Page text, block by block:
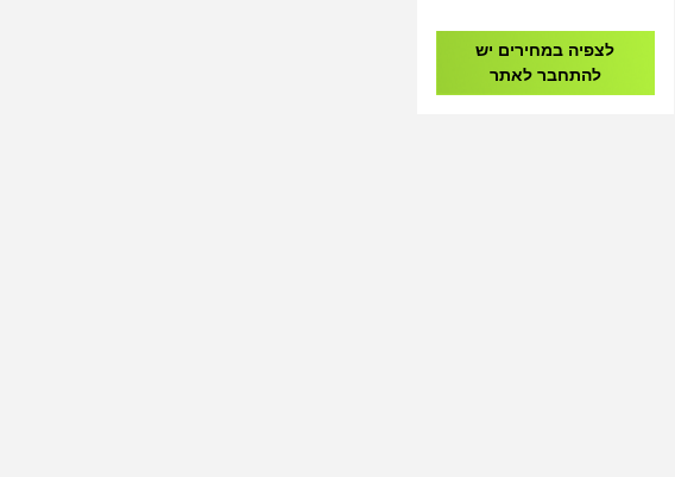
לצפיה במחירים יש
להתחבר לאתר